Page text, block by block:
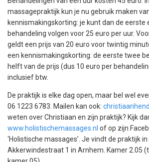
massagepraktijk kun je nu gebruik maken
kennismakingskorting: je kunt dan de eerste
behandeling volgen voor 25 euro per uur.
geldt een prijs van 20 euro voor twintig
een kennismakingskorting: de eerste twee
helft van de prijs (dus 10 euro per
inclusief btw.
De praktijk is elke dag open, maar bel wel
06 1223 6783. Mailen kan ook:
weten over Christiaan en zijn praktijk? Kijk
www.holistischemassages.nl of op zijn
‘Holistische massages’. Je vindt de praktijk
Akkerwindestraat 1 in Arnhem. Kamer 2.05